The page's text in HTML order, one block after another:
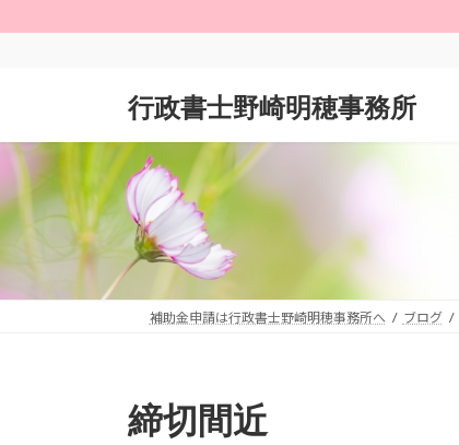
ン
へ
キ
ッ
ビ
ョ
に
移
行政書士野崎明穂事務所
補助金申請は行政書士野崎明穂事務所へ ブログ
締切間近